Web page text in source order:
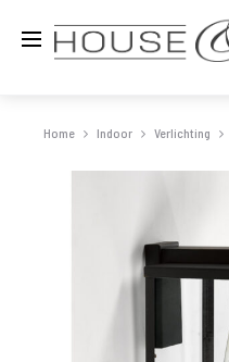
Home Indoor Verlichting